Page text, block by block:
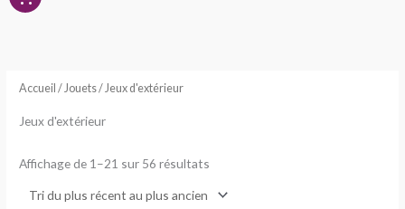
Accueil / Jouets/ Jeux d'extérieur
Jeux d'extérieur
Affichage de 1–21 sur 56 résultats